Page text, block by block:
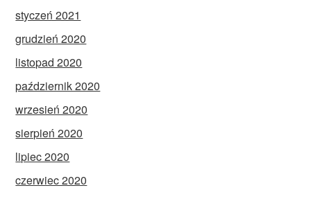
styczeń 2021
grudzień 2020
listopad 2020
październik 2020
wrzesień 2020
sierpień 2020
lipiec 2020
czerwiec 2020